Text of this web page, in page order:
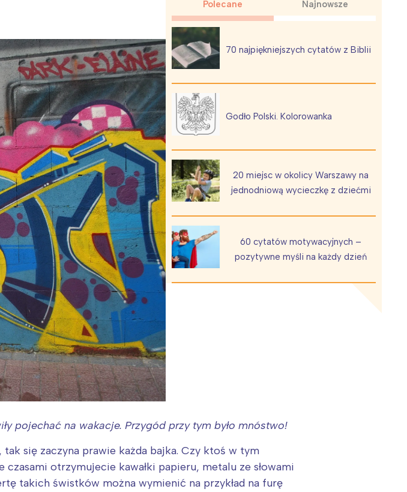
Pszczoła i kwitnący ul
Polecane Najnowsze
70 najpiękniejszych cytatów z Biblii
Godło Polski. Kolorowanka
20 miejsc w okolicy Warszawy na
jednodniową wycieczkę z dziećmi
60 cytatów motywacyjnych –
pozytywne myśli na każdy dzień
pojechać na wakacje. Przygód przy tym było mnóstwo!
się zaczyna prawie każda bajka. Czy ktoś w tym
otrzymujecie kawałki papieru, metalu ze słowami
takich świstków można wymienić na przykład na furę